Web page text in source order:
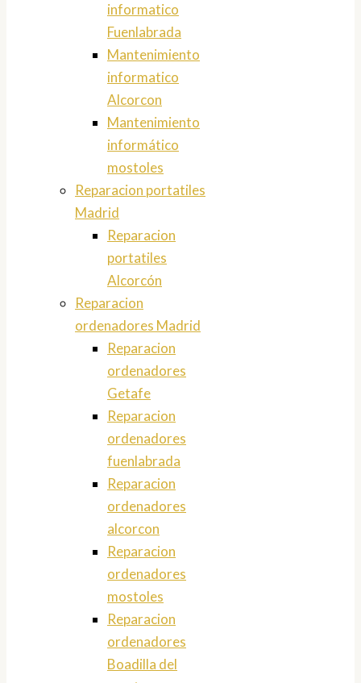
informatico
Fuenlabrada
Mantenimiento
informatico
Alcorcon
Mantenimiento
informático
mostoles
Reparacion portatiles
Madrid
Reparacion
portatiles
Alcorcón
Reparacion
ordenadores Madrid
Reparacion
ordenadores
Getafe
Reparacion
ordenadores
fuenlabrada
Reparacion
ordenadores
alcorcon
Reparacion
ordenadores
mostoles
Reparacion
ordenadores
Boadilla del